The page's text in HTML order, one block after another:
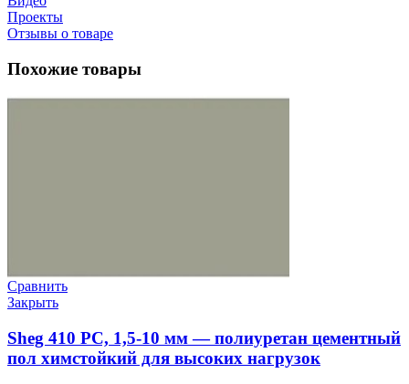
Проекты
Отзывы о товаре
Похожие товары
Сравнить
Закрыть
Sheg 410 PC, 1,5-10 мм — полиуретан цементный
пол химстойкий для высоких нагрузок